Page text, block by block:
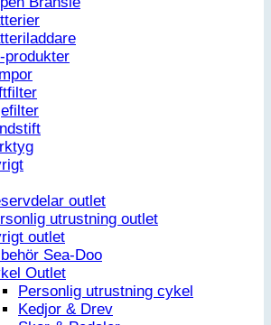
produkter
outlet
utrustning outlet
outlet
Sea-Doo
Outlet
Personlig utrustning cykel
Kedjor & Drev